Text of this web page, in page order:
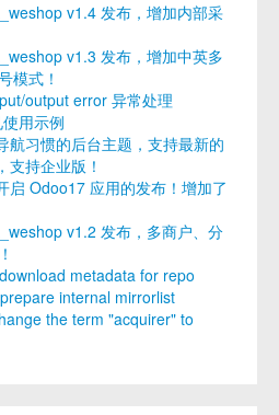
v1.4 发布，增加内部采
v1.3 发布，增加中英多
模式！
output error 异常处理
用示例
航习惯的后台主题，支持最新的
持企业版！
启 Odoo17 应用的发布！增加了
v1.2 发布，多商户、分
metadata for repo
internal mirrorlist
the term "acquirer" to